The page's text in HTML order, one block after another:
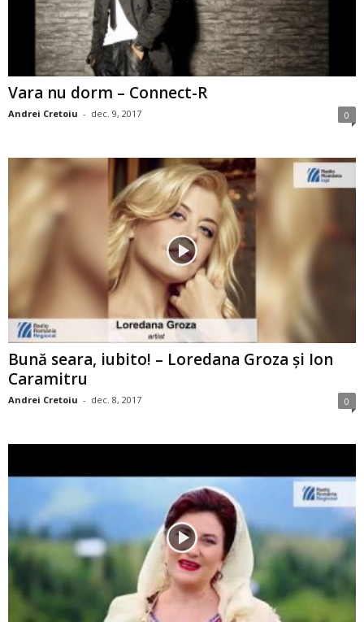
Vara nu dorm – Connect-R
Andrei Cretoiu - dec. 9, 2017 0
Bună seara, iubito! – Loredana Groza şi Ion
Caramitru
Andrei Cretoiu - dec. 8, 2017 0